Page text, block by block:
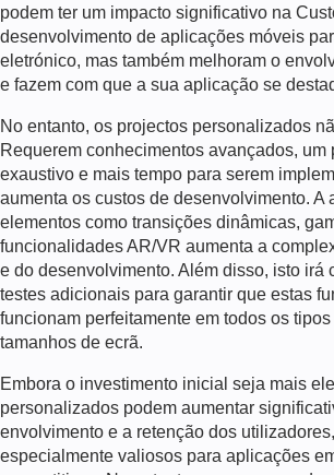
podem ter um impacto significativo na
desenvolvimento de aplicações móveis
eletrónico, mas também melhoram o
e fazem com que a sua aplicação se
No entanto, os projectos personalizados
Requerem conhecimentos avançados, um
exaustivo e mais tempo para serem
aumenta os custos de desenvolvimento. A
elementos como transições dinâmicas,
funcionalidades AR/VR aumenta a
e do desenvolvimento. Além disso, isto irá
testes adicionais para garantir que estas
funcionam perfeitamente em todos os
tamanhos de ecrã.
Embora o investimento inicial seja mais
personalizados podem aumentar
envolvimento e a retenção dos
especialmente valiosos para aplicações